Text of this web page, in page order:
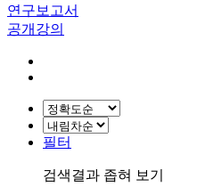
연구보고서
공개강의
필터
검색결과 좁혀 보기